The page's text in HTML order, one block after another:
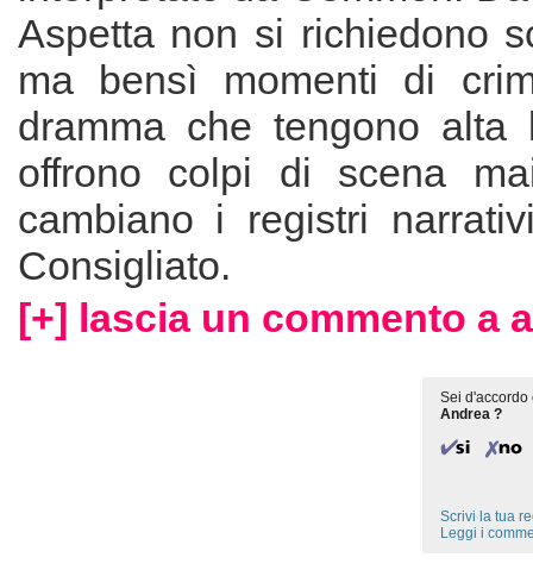
Aspetta non si richiedono
ma bensì momenti di
dramma che tengono alta
offrono colpi di scena
cambiano i registri
Consigliato.
[+] lascia un commento a
Sei d'accordo
Andrea ?
Scrivi la tua
Leggi i